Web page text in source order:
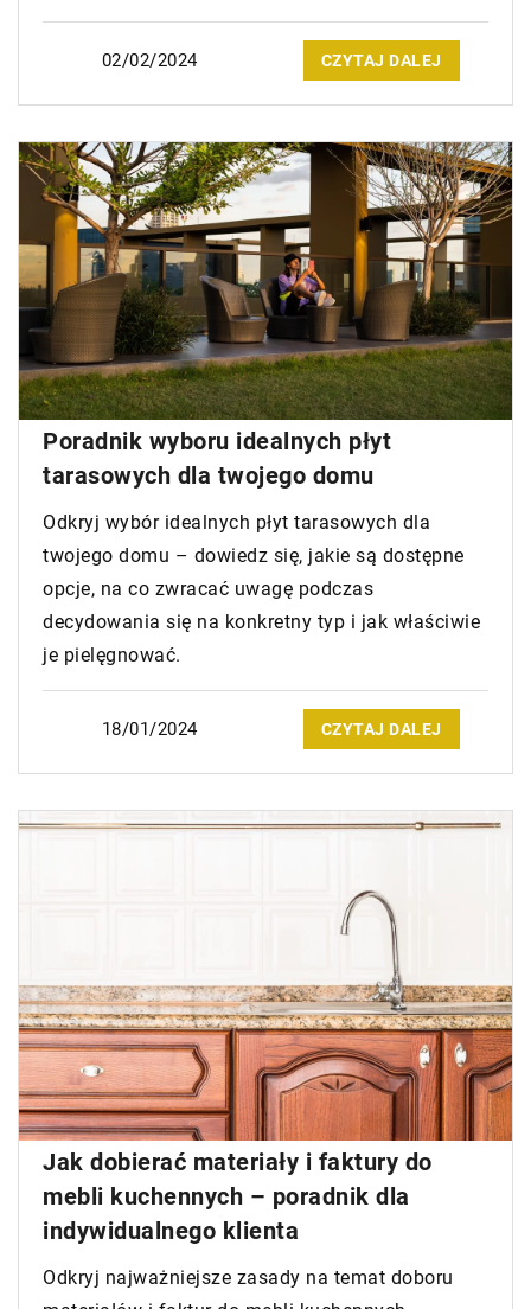
02/02/2024 CZYTAJ DALEJ
Poradnik wyboru idealnych płyt
tarasowych dla twojego domu
Odkryj wybór idealnych płyt tarasowych dla
twojego domu – dowiedz się, jakie są dostępne
opcje, na co zwracać uwagę podczas
decydowania się na konkretny typ i jak właściwie
je pielęgnować.
18/01/2024 CZYTAJ DALEJ
Jak dobierać materiały i faktury do
mebli kuchennych – poradnik dla
indywidualnego klienta
Odkryj najważniejsze zasady na temat doboru